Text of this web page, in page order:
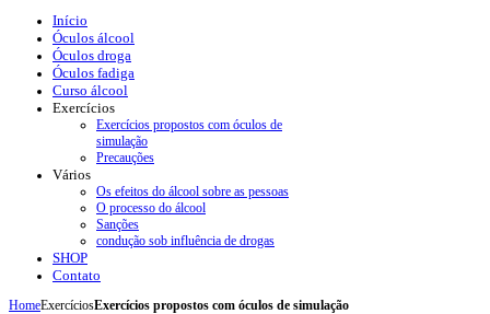
Início
Óculos álcool
Óculos droga
Óculos fadiga
Curso álcool
Exercícios
Exercícios propostos com óculos de
simulação
Precauções
Vários
Os efeitos do álcool sobre as pessoas
O processo do álcool
Sanções
condução sob influência de drogas
SHOP
Contato
HomeExercíciosExercícios propostos com óculos de simulação